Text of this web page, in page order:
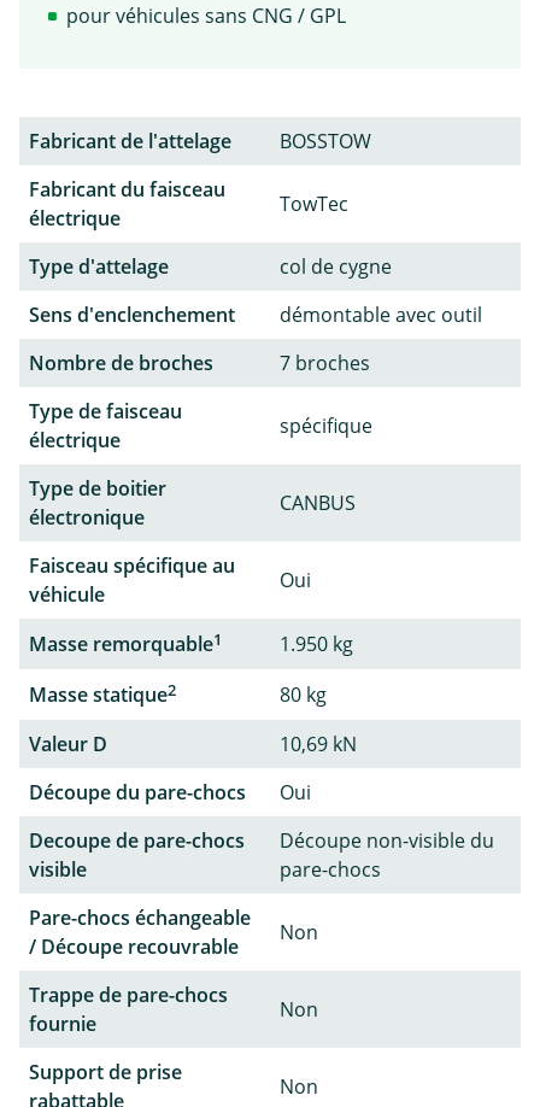
pour véhicules sans CNG / GPL
Fabricant de l'attelage
BOSSTOW
Fabricant du faisceau
électrique
TowTec
Type d'attelage
col de cygne
Sens d'enclenchement
démontable avec outil
Nombre de broches
7 broches
Type de faisceau
électrique
spécifique
Type de boitier
électronique
CANBUS
Faisceau spécifique au
véhicule
Oui
Masse remorquable1
1.950 kg
Masse statique2
80 kg
Valeur D
10,69 kN
Découpe du pare-chocs
Oui
Decoupe de pare-chocs
visible
Découpe non-visible du
pare-chocs
Pare-chocs échangeable
/ Découpe recouvrable
Non
Trappe de pare-chocs
fournie
Non
Support de prise
rabattable
Non